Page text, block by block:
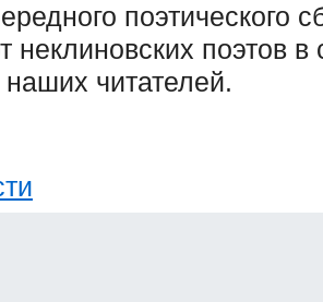
поэтического
неклиновских поэтов
читателей.